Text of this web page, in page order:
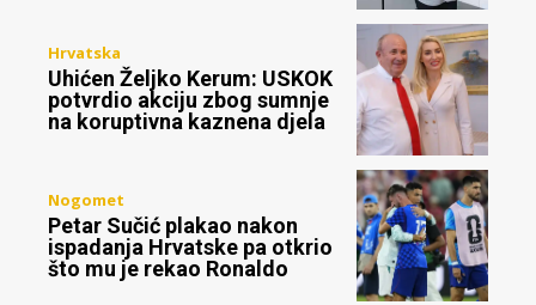
Hrvatska
Uhićen Željko Kerum: USKOK
potvrdio akciju zbog sumnje
na koruptivna kaznena djela
Nogomet
Petar Sučić plakao nakon
ispadanja Hrvatske pa otkrio
što mu je rekao Ronaldo